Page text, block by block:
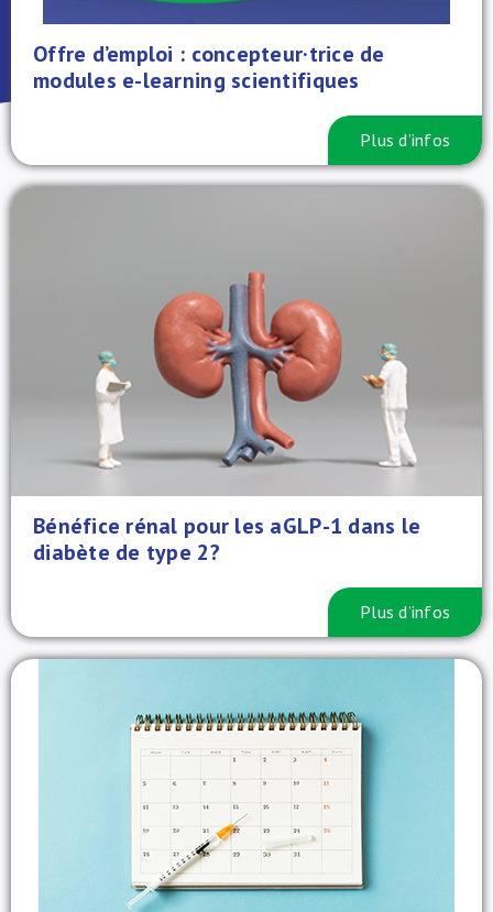
À propos de nous
Offre d’emploi : concepteur·trice de
modules e-learning scientifiques
Plus d’infos
Bénéfice rénal pour les aGLP-1 dans le
diabète de type 2?
Plus d’infos